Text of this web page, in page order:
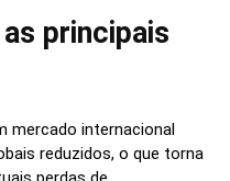
principais
mercado internacional
reduzidos, o que torna